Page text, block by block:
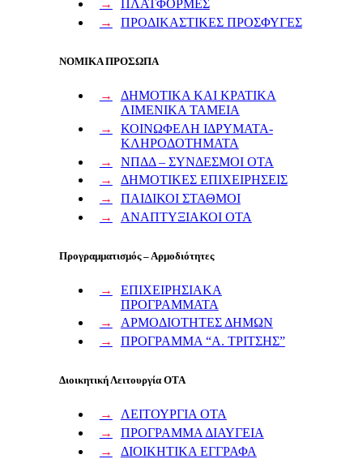
ΠΛΑΤΦΟΡΜΕΣ
ΠΡΟΔΙΚΑΣΤΙΚΕΣ ΠΡΟΣΦΥΓΕΣ
ΝΟΜΙΚΑ ΠΡΟΣΩΠΑ
ΔΗΜΟΤΙΚΑ ΚΑΙ ΚΡΑΤΙΚΑ
ΛΙΜΕΝΙΚΑ ΤΑΜΕΙΑ
ΚΟΙΝΩΦΕΛΗ ΙΔΡΥΜΑΤΑ-
ΚΛΗΡΟΔΟΤΗΜΑΤΑ
ΝΠΔΔ – ΣΥΝΔΕΣΜΟΙ ΟΤΑ
ΔΗΜΟΤΙΚΕΣ ΕΠΙΧΕΙΡΗΣΕΙΣ
ΠΑΙΔΙΚΟΙ ΣΤΑΘΜΟΙ
ΑΝΑΠΤΥΞΙΑΚΟΙ ΟΤΑ
Προγραμματισμός – Αρμοδιότητες
ΕΠΙΧΕΙΡΗΣΙΑΚΑ
ΠΡΟΓΡΑΜΜΑΤΑ
ΑΡΜΟΔΙΟΤΗΤΕΣ ΔΗΜΩΝ
ΠΡΟΓΡΑΜΜΑ “Α. ΤΡΙΤΣΗΣ”
Διοικητική Λειτουργία ΟΤΑ
ΛΕΙΤΟΥΡΓΙΑ ΟΤΑ
ΠΡΟΓΡΑΜΜΑ ΔΙΑΥΓΕΙΑ
ΔΙΟΙΚΗΤΙΚΑ ΕΓΓΡΑΦΑ